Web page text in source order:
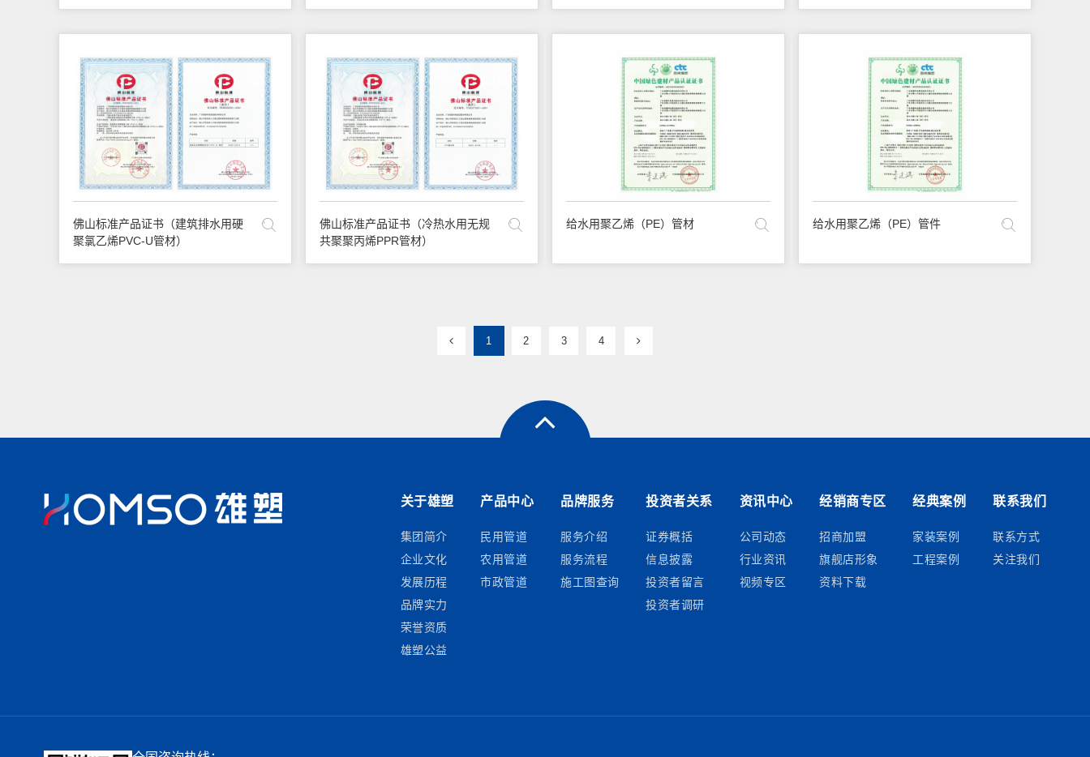
佛山标准产品证书（建筑排水用硬
聚氯乙烯PVC-U管材）
佛山标准产品证书（冷热水用无规
共聚聚丙烯PPR管材）
给水用聚乙烯（PE）管材 给水用聚乙烯（PE）管件
1 2 3 4
关于雄塑
集团简介
企业文化
发展历程
品牌实力
荣誉资质
雄塑公益
产品中心
民用管道
农用管道
市政管道
品牌服务
服务介绍
服务流程
施工图查询
投资者关系
证券概括
信息披露
投资者留言
投资者调研
资讯中心
公司动态
行业资讯
视频专区
经销商专区
招商加盟
旗舰店形象
资料下载
经典案例
家装案例
工程案例
联系我们
联系方式
关注我们